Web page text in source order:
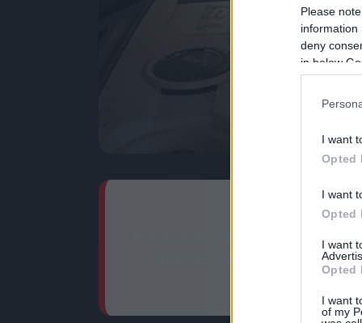
Please
information
deny
in below
I want
Opted
I want
Opted
I want
Opted
I want
of my
Az autó motorvezérlő
gyári szoftver finomhangolása